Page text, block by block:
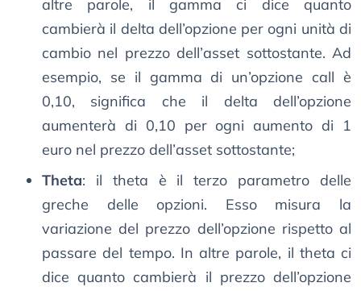
altre parole, il gamma ci dice quanto
cambierà il delta dell’opzione per ogni unità di
cambio nel prezzo dell’asset sottostante. Ad
esempio, se il gamma di un’opzione call è
0,10, significa che il delta dell’opzione
aumenterà di 0,10 per ogni aumento di 1
euro nel prezzo dell’asset sottostante;
Theta: il theta è il terzo parametro delle
greche delle opzioni. Esso misura la
variazione del prezzo dell’opzione rispetto al
passare del tempo. In altre parole, il theta ci
dice quanto cambierà il prezzo dell’opzione